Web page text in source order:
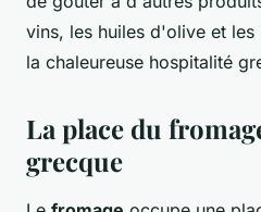
vins, les huiles d'olive et
la chaleureuse hospitalité
La place du
grecque